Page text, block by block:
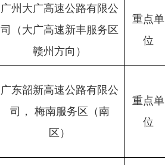
广州大广高速公路有限公
司（大广高速新丰服务区
赣州方向）
重点单
位
广东韶新高速公路有限公
司， 梅南服务区（南
区）
重点单
位